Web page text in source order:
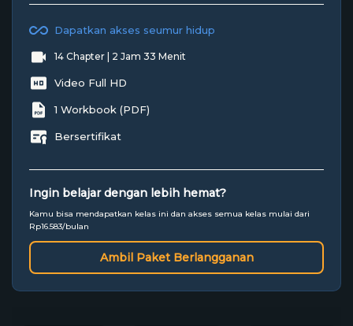
Dapatkan akses seumur hidup
14 Chapter | 2 Jam 33 Menit
Video Full HD
1 Workbook (PDF)
Bersertifikat
Ingin belajar dengan lebih hemat?
Kamu bisa mendapatkan kelas ini dan akses semua kelas mulai dari
Rp16.583/bulan
Ambil Paket Berlangganan